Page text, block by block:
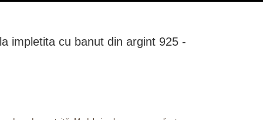
impletita cu banut din argint 925 -